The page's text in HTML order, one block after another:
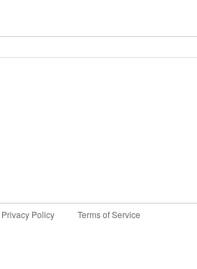
Privacy Policy Terms of Service